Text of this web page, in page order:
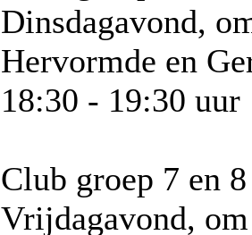
Dinsdagavond,
Hervormde en
18:30 - 19:30 uur
Club groep 7 en 8
Vrijdagavond,